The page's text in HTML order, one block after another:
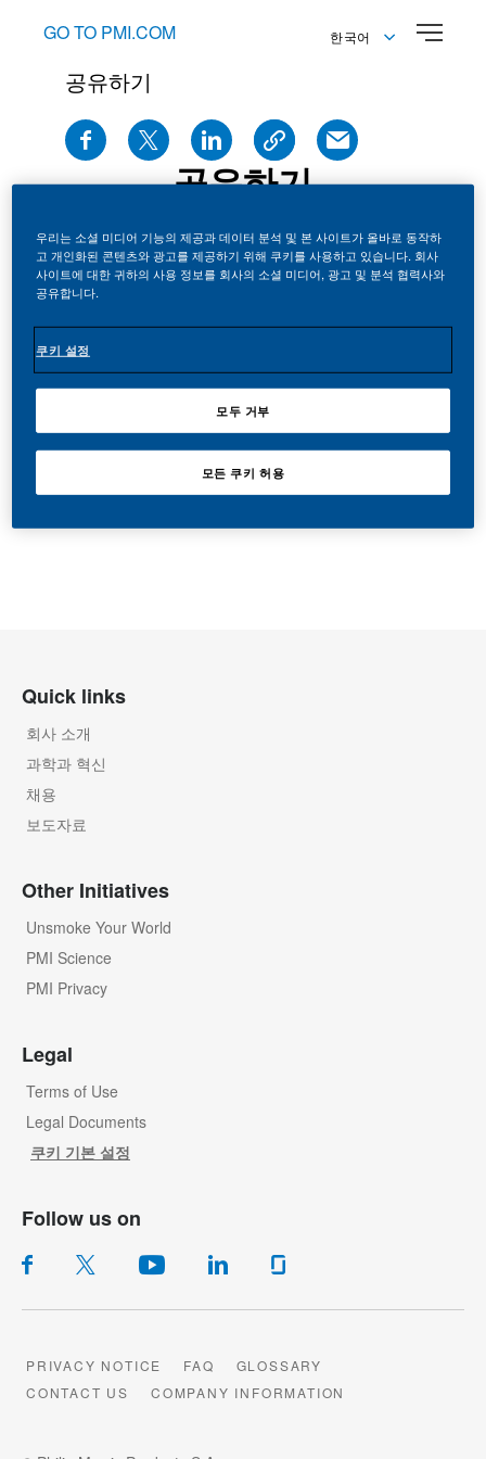
GO TO PMI.COM
한국어
공유하기
공유하기
보도자료
See all news
Quick links
회사 소개
과학과 혁신
채용
보도자료
Other Initiatives
Unsmoke Your World
PMI Science
PMI Privacy
Legal
Terms of Use
Legal Documents
쿠키 기본 설정
Follow us on
PRIVACY NOTICE FAQ
GLOSSARY
CONTACT US
COMPANY INFORMATION
우리는 소셜 미디어 기능의 제공과 데이터 분석 및 본 사이트가 올바로 동작하
고 개인화된 콘텐츠와 광고를 제공하기 위해 쿠키를 사용하고 있습니다. 회사
사이트에 대한 귀하의 사용 정보를 회사의 소셜 미디어, 광고 및 분석 협력사와
공유합니다.
쿠키 설정
모두 거부
모든 쿠키 허용